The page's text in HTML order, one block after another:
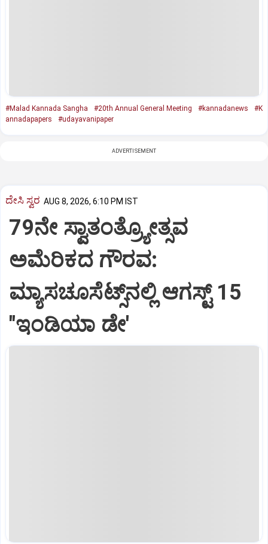
#Malad Kannada Sangha #20th Annual General Meeting #kannadanews
#K
annadapapers
#udayavanipaper
ADVERTISEMENT
ದೇಸಿ ಸ್ವರ AUG 8, 2026, 6:10 PM IST
79ನೇ ಸ್ವಾತಂತ್ರ್ಯೋತ್ಸವ
ಅಮೆರಿಕದ ಗೌರವ:
ಮ್ಯಾಸಚೂಸೆಟ್ಸ್‌ನಲ್ಲಿ ಆಗಸ್ಟ್‌ 15
"ಇಂಡಿಯಾ ಡೇ'